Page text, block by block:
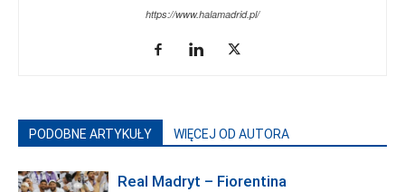
https://www.halamadrid.pl/
PODOBNE ARTYKUŁY WIĘCEJ OD AUTORA
Real Madryt – Fiorentina